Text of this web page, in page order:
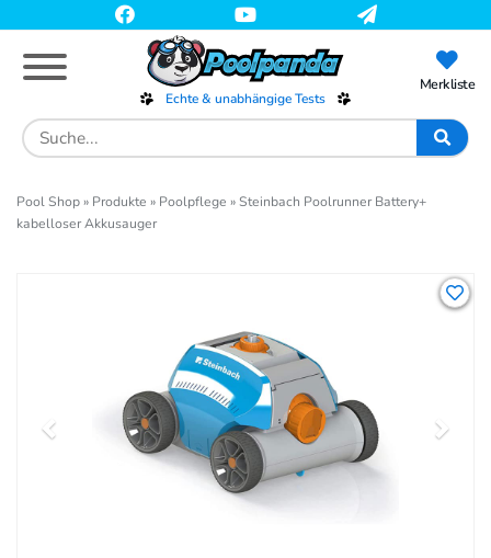
to
main
content
Echte & unabhängige Tests
Search
for:
Merkliste
Pool Shop» Produkte » Poolpflege »Steinbach Poolrunner Battery+
kabelloser Akkusauger